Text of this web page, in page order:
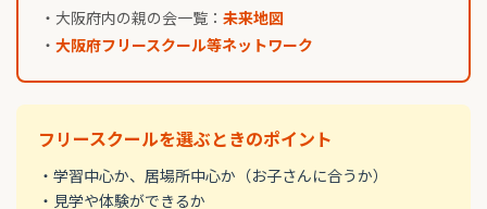
・大阪府内の親の会一覧： 未来地図
・ 大阪府フリースクール等ネットワーク
フリースクールを選ぶときのポイント
・学習中心か、居場所中心か（お子さんに合うか）
・見学や体験ができるか